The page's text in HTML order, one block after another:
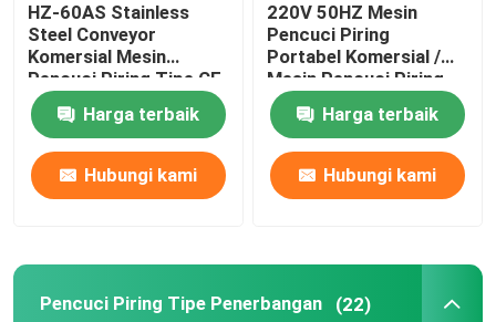
HZ-60AS Stainless
Steel Conveyor
Komersial Mesin
Pencuci Piring Tipe CE
Harga terbaik
Hubungi kami
220V 50HZ Mesin
Pencuci Piring
Portabel Komersial /
Mesin Pencuci Piring
Konveyor Dengan
PengeringHarga terbaik
Hubungi kami
Pencuci Piring Tipe Penerbangan (22)